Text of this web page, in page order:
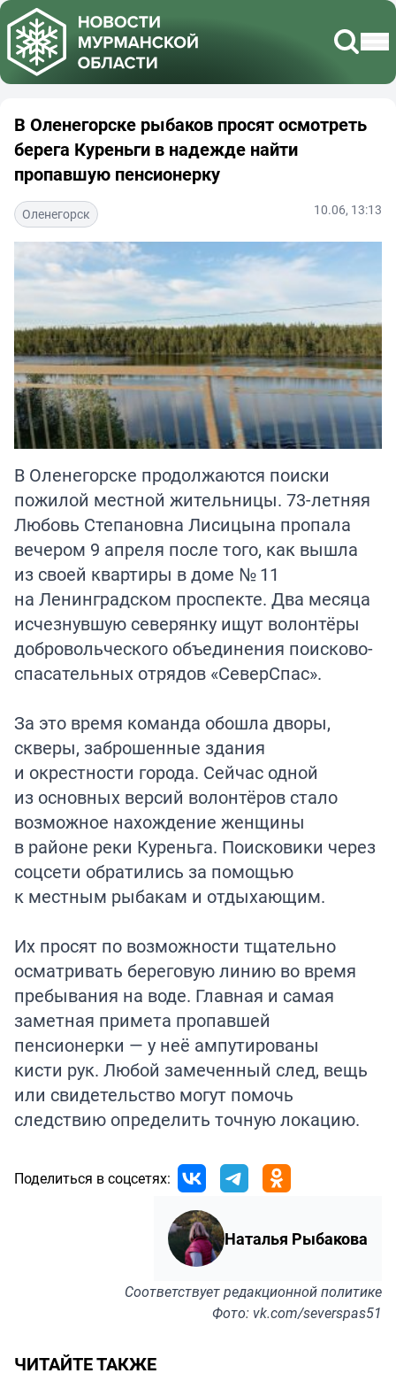
В Оленегорске рыбаков просят осмотреть
берега Куреньги в надежде найти
пропавшую пенсионерку
Оленегорск 10.06, 13:13
В Оленегорске продолжаются поиски
пожилой местной жительницы. 73-летняя
Любовь Степановна Лисицына пропала
вечером 9 апреля после того, как вышла
из своей квартиры в доме № 11
на Ленинградском проспекте. Два месяца
исчезнувшую северянку ищут волонтёры
добровольческого объединения поисково-
спасательных отрядов «СеверСпас».
За это время команда обошла дворы,
скверы, заброшенные здания
и окрестности города. Сейчас одной
из основных версий волонтёров стало
возможное нахождение женщины
в районе реки Куреньга. Поисковики через
соцсети обратились за помощью
к местным рыбакам и отдыхающим.
Их просят по возможности тщательно
осматривать береговую линию во время
пребывания на воде. Главная и самая
заметная примета пропавшей
пенсионерки — у неё ампутированы
кисти рук. Любой замеченный след, вещь
или свидетельство могут помочь
следствию определить точную локацию.
Поделиться в соцсетях:
Наталья Рыбакова
Соответствуетредакционной политике
Фото: vk.com/severspas51
ЧИТАЙТЕ ТАКЖЕ